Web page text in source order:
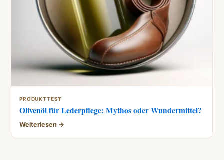
PRODUKTTEST
Olivenöl für Lederpflege: Mythos oder Wundermittel?
Weiterlesen →